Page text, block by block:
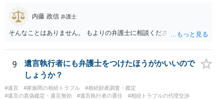
内藤 政信 弁護士
そんなことはありません。 もよりの弁護士に相談ください。
9
遺言執行者にも弁護士をつけたほうがかいいので
しょうか？
#遺言 #家族間の相続トラブル
#相続財産調査・鑑定
#遺言の真偽鑑定・遺言無効
#遺言執行者の選任 #相続トラブルの代理交渉